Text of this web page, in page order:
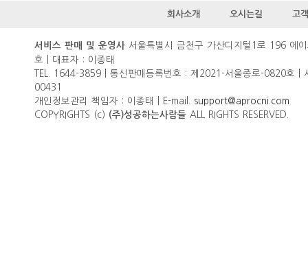
회사소개 오시는길 고
서비스 판매 및 운영사 서울특별시 금천구 가산디지털1로 196 에
호 | 대표자 : 이종태
TEL. 1644-3859 | 통신판매등록번호 : 제2021-서울종로-0820호 |
00431
개인정보관리 책임자 : 이종태 | E-mail. support@aprocni.com
COPYRIGHTS (c) (주)성공하는사람들 ALL RIGHTS RESERVED.